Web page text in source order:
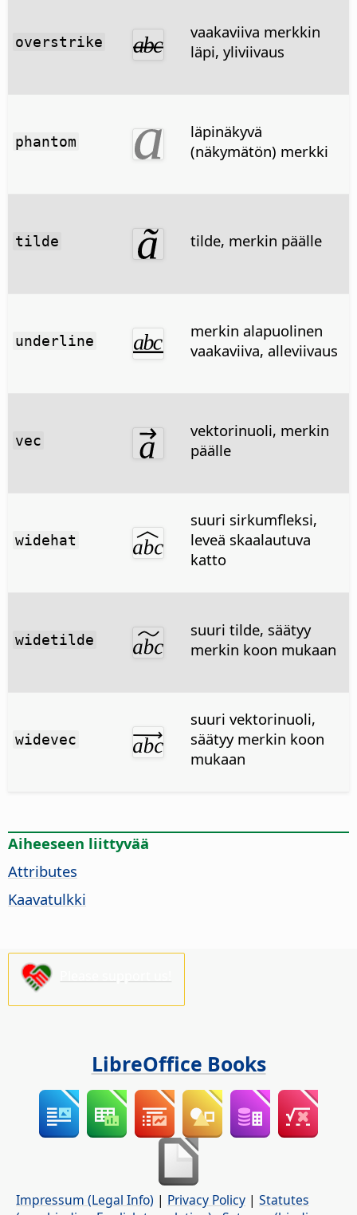
overstrike
vaakaviiva merkkin
läpi, yliviivaus
phantom
läpinäkyvä
(näkymätön) merkki
tilde tilde, merkin päälle
underline
merkin alapuolinen
vaakaviiva, alleviivaus
vec
vektorinuoli, merkin
päälle
widehat
suuri sirkumfleksi,
leveä skaalautuva
katto
widetilde
suuri tilde, säätyy
merkin koon mukaan
widevec
suuri vektorinuoli,
säätyy merkin koon
mukaan
Aiheeseen liittyvää
Attributes
Kaavatulkki
LibreOffice Books
Impressum (Legal Info) | Privacy Policy | Statutes